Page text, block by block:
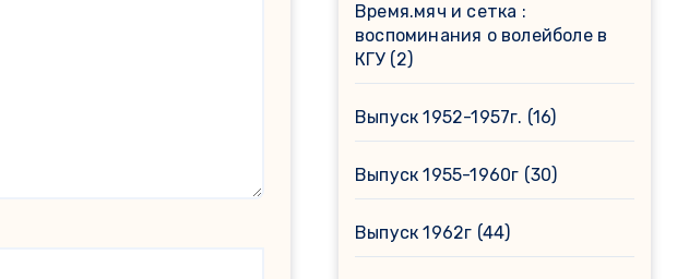
Время.мяч и сетка :
воспоминания о волейболе в
КГУ(2)
Выпуск 1952-1957г. (16)
Выпуск 1955-1960г (30)
Выпуск 1962г (44)